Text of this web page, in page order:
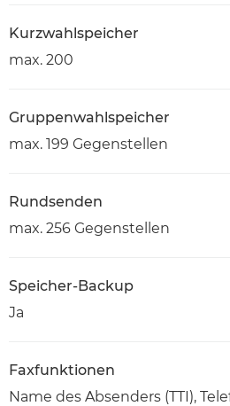
Kurzwahlspeicher
max. 200
Gruppenwahlspeicher
max. 199 Gegenstellen
Rundsenden
max. 256 Gegenstellen
Speicher-Backup
Ja
Faxfunktionen
Name des Absenders (TTI),